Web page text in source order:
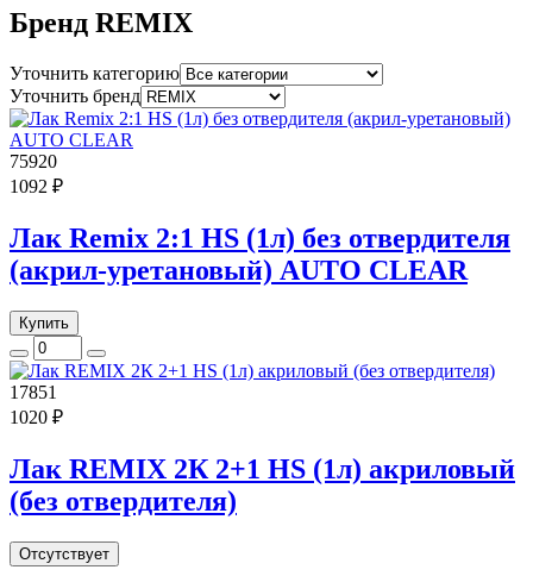
Бренд REMIX
Уточнить категорию
Уточнить бренд
75920
1092 ₽
Лак Remix 2:1 HS (1л) без отвердителя
(акрил-уретановый) AUTO CLEAR
Купить
17851
1020 ₽
Лак REMIX 2К 2+1 HS (1л) акриловый
(без отвердителя)
Отсутствует